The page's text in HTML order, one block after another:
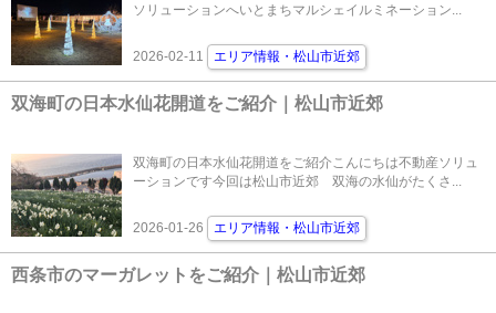
ソリューションへいとまちマルシェイルミネーション...
2026-02-11 エリア情報・松山市近郊
双海町の日本水仙花開道をご紹介｜松山市近郊
双海町の日本水仙花開道をご紹介こんにちは不動産ソリュ
ーションです今回は松山市近郊 双海の水仙がたくさ...
2026-01-26 エリア情報・松山市近郊
西条市のマーガレットをご紹介｜松山市近郊